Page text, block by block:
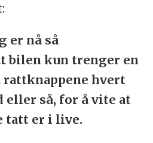
er nå så
bilen kun trenger en
hvert
eller så, for å vite at
tatt er i live.